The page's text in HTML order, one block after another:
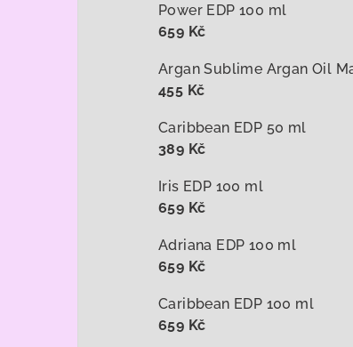
Power EDP 100 ml
659 Kč
455 Kč
Caribbean EDP 50 ml
389 Kč
Iris EDP 100 ml
659 Kč
Adriana EDP 100 ml
659 Kč
Caribbean EDP 100 ml
659 Kč